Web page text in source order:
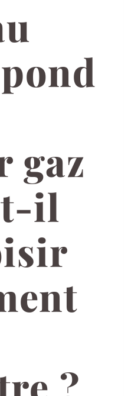
gaz
il